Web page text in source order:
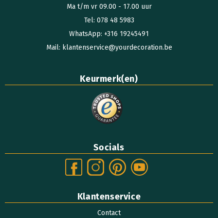
Ma t/m vr 09.00 - 17.00 uur
Tel: 078 48 5983
WhatsApp: +316 19245491
Mail: klantenservice@yourdecoration.be
Keurmerk(en)
Socials
Klantenservice
Contact